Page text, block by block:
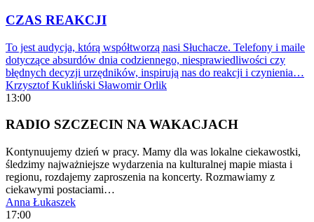
CZAS REAKCJI
To jest audycja, którą współtworzą nasi Słuchacze. Telefony i maile
dotyczące absurdów dnia codziennego, niesprawiedliwości czy
błędnych decyzji urzędników, inspirują nas do reakcji i czynienia…
Krzysztof Kukliński Sławomir Orlik
13:00
RADIO SZCZECIN NA WAKACJACH
Kontynuujemy dzień w pracy. Mamy dla was lokalne ciekawostki,
śledzimy najważniejsze wydarzenia na kulturalnej mapie miasta i
regionu, rozdajemy zaproszenia na koncerty. Rozmawiamy z
ciekawymi postaciami…
Anna Łukaszek
17:00